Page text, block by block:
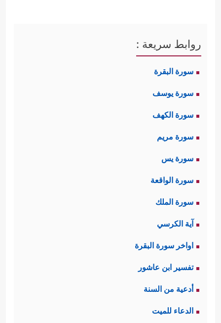
روابط سريعة :
سورة البقرة
سورة يوسف
سورة الكهف
سورة مريم
سورة يس
سورة الواقعة
سورة الملك
آية الكرسي
اواخر سورة البقرة
تفسير ابن عاشور
أدعية من السنة
الدعاء للميت